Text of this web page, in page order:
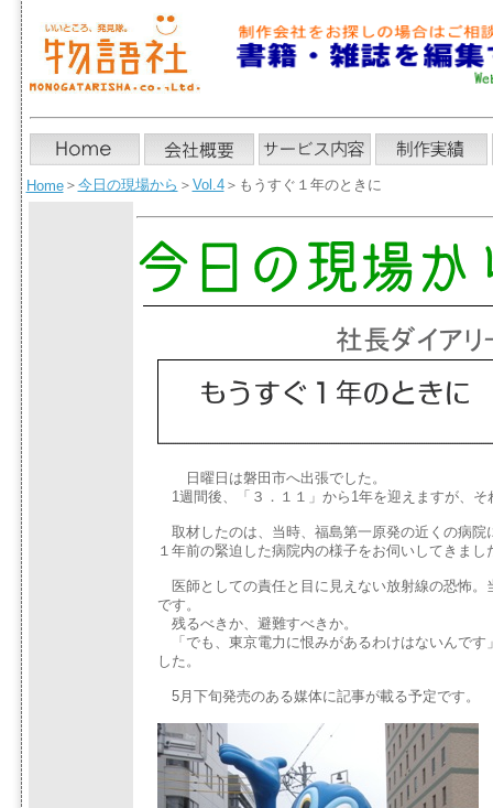
Home＞ 今日の現場から ＞ Vol.4＞もうすぐ１年のときに
日曜日は磐田市へ出張でした。
1週間後、「３．１１」から1年を迎えますが、そ
取材したのは、当時、福島第一原発の近くの病院
１年前の緊迫した病院内の様子をお伺いしてきまし
医師としての責任と目に見えない放射線の恐怖。
です。
残るべきか、避難すべきか。
「でも、東京電力に恨みがあるわけはないんです
した。
5月下旬発売のある媒体に記事が載る予定です。